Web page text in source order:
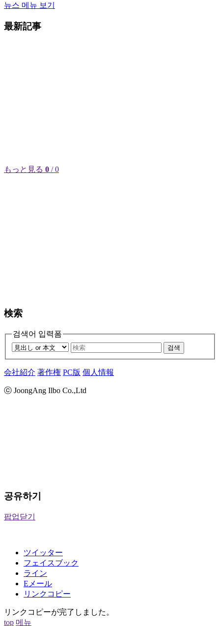
뉴스 메뉴 보기
最新記事
もっと見る 0 / 0
検索
검색어 입력폼
검색
会社紹介 著作権 PC版 個人情報
ⓒ JoongAng Ilbo Co.,Ltd
공유하기
팝업닫기
ツイッター
フェイスブック
ライン
Eメール
リンクコピー
リンクコピーが完了しました。
top 메뉴